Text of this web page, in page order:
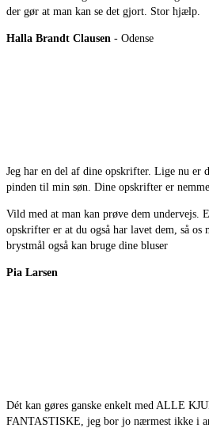
der gør at man kan se det gjort. Stor hjælp.
Halla Brandt Clausen - Odense
Jeg har en del af dine opskrifter. Lige nu er
pinden til min søn. Dine opskrifter er
Vild med at man kan prøve dem undervejs.
opskrifter er at du også har lavet dem, så os
brystmål også kan bruge dine bluser
Pia Larsen
Dét kan gøres ganske enkelt med ALLE
FANTASTISKE, jeg bor jo nærmest ikke i